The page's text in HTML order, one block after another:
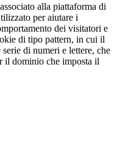
alla piattaforma di
per aiutare i
dei visitatori e
di tipo pattern, in cui il
di numeri e lettere, che
il dominio che imposta il